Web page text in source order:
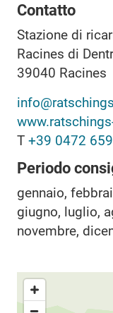
Contatto
Stazione di
Racines di
39040 Racines
T +39 0472
Periodo
gennaio,
giugno, luglio,
novembre,